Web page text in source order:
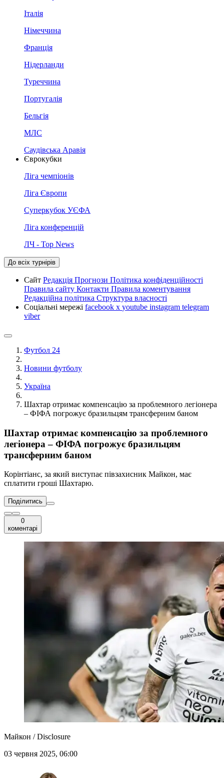
Італія
Німеччина
Франція
Нідерланди
Туреччина
Португалія
Бельгія
МЛС
Саудівська Аравія
Єврокубки
Ліга чемпіонів
Ліга Європи
Суперкубок УЄФА
Ліга конференцій
ЛЧ - Top News
До всіх турнірів
Сайт Редакція Прогнози Політика конфіденційності
Правила сайту Контакти Правила коментування
Редакційна політика Структура власності
Соціальні мережі facebook x youtube instagram telegram
viber
Футбол 24
Новини футболу
Україна
Шахтар отримає компенсацію за проблемного легіонера
– ФІФА погрожує бразильцям трансферним баном
Шахтар отримає компенсацію за проблемного
легіонера – ФІФА погрожує бразильцям
трансферним баном
Корінтіанс, за який виступає півзахисник Майкон, має
сплатити гроші Шахтарю.
Поділитись
0
коментарі
Майкон / Disclosure
03 червня 2025, 06:00